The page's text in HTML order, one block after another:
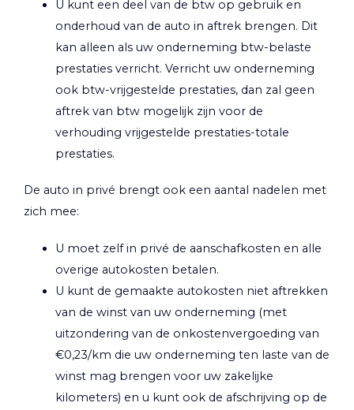
U kunt een deel van de btw op gebruik en
onderhoud van de auto in aftrek brengen. Dit
kan alleen als uw onderneming btw-belaste
prestaties verricht. Verricht uw onderneming
ook btw-vrijgestelde prestaties, dan zal geen
aftrek van btw mogelijk zijn voor de
verhouding vrijgestelde prestaties-totale
prestaties.
De auto in privé brengt ook een aantal nadelen met
zich mee:
U moet zelf in privé de aanschafkosten en alle
overige autokosten betalen.
U kunt de gemaakte autokosten niet aftrekken
van de winst van uw onderneming (met
uitzondering van de onkostenvergoeding van
€0,23/km die uw onderneming ten laste van de
winst mag brengen voor uw zakelijke
kilometers) en u kunt ook de afschrijving op de